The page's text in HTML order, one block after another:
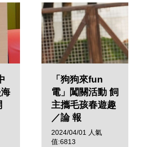
「狗狗來fun
電」闖關活動 飼
主攜毛孩春遊趣
／論 報
2024/04/01
人氣
值:6813